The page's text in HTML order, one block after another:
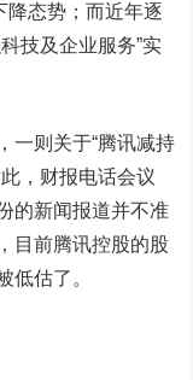
降态势；而近年逐
技及企业服务”实
一则关于“腾讯减持
，财报电话会议
的新闻报道并不准
目前腾讯控股的股
低估了。